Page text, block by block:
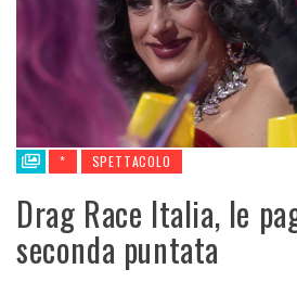
* SPETTACOLO
Drag Race Italia, le
seconda puntata